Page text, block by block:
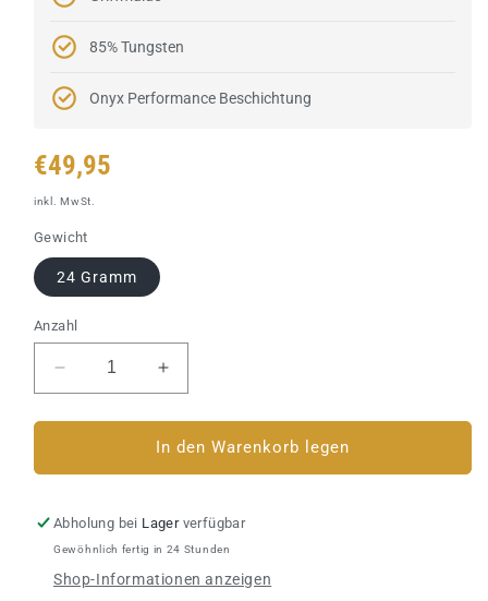
85% Tungsten
Onyx Performance Beschichtung
Normaler
Preis
€49,95
inkl. MwSt.
Gewicht
24 Gramm
Anzahl
Verringere
die
Menge
Simon
Whitlock
85%
&quot;Wizard&quot;
Erhöhe
die
Menge
für
Simon
Whitlock
85%
&quot;Wizard&quot;
In den Warenkorb legen
Abholung bei Lagerverfügbar
Gewöhnlich fertig in 24 Stunden
Shop-Informationen anzeigen